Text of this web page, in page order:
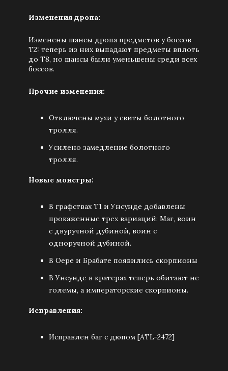
Изменения дропа:
Изменены шансы дропа предметов у боссов
Т2: теперь из них выпадают предметы вплоть
до Т8, но шансы были уменьшены среди всех
боссов.
Прочие изменения:
Отключены мухи у свиты болотного
тролля.
Усилено замедление болотного
тролля.
Новые монстры:
В графствах Т1 и Унсунде добавлены
прокаженные трех вариаций: Маг, воин
с двуручной дубиной, воин с
одноручной дубиной.
В Оере и Брабате появились скорпионы
В Унсунде в кратерах теперь обитают не
големы, а императорские скорпионы.
Исправления:
Исправлен баг с дюпом [ATL-2472]